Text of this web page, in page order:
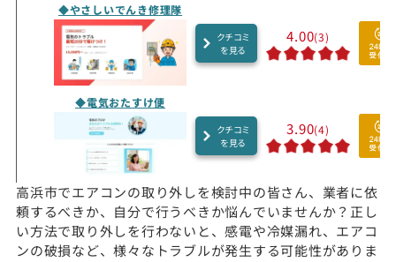
◆やさしいでんき修理隊
クチコミ
を見る
4.00(3)
◆電気おたすけ便
クチコミ
を見る
3.90(4)
高浜市でエアコンの取り外しを検討中の皆さん、業者に依
頼するべきか、自分で行うべきか悩んでいませんか？正し
い方法で取り外しを行わないと、感電や冷媒漏れ、エアコ
ンの破損など、様々なトラブルが発生する可能性がありま